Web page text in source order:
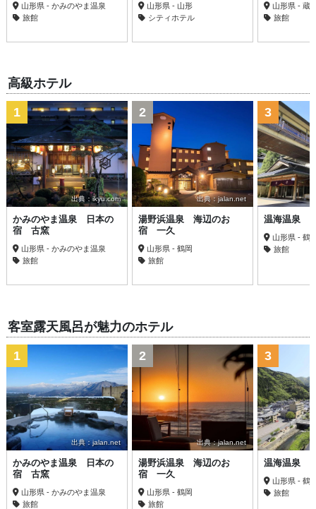
山形県 - かみのやま温泉
旅館
山形県 - 山形
シティホテル
山形県 - 蔵
旅館
高級ホテル
出典：ikyu.com
1
かみのやま温泉 日本の
宿 古窯
山形県 - かみのやま温泉
旅館
出典：jalan.net
2
湯野浜温泉 海辺のお
宿 一久
山形県 - 鶴岡
旅館
3
温海温泉
山形県 - 鶴
旅館
客室露天風呂が魅力のホテル
出典：jalan.net
1
かみのやま温泉 日本の
宿 古窯
山形県 - かみのやま温泉
旅館
出典：jalan.net
2
湯野浜温泉 海辺のお
宿 一久
山形県 - 鶴岡
旅館
3
温海温泉
山形県 - 鶴
旅館